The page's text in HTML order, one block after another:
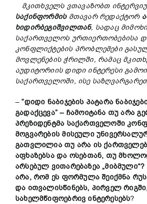
მკითხველს ვთავაზობთ
საქინფორმის მთავარ რედაქტორ
ხიდირბეგიშვილთან, სადაც
საქართველოს ურთიერთობებისა
კონფლიქტების პრობლემები
მოვლენებისჭრილში, რამაც
აუდიტორიის დიდი ინტერესი
საქართველოში, ისე
–”დიდი ნაბიჯების პატარა
გადაქცევა” – ჩამოიტანა თუ არა
პრეზიდენტმა საქართველოში
მოგვარებისმისეული
გათვლილიათუ არა ის
აფხაზებსადა ოსებთან, თუ
არსებულ ვითარებაზეა„მიბმული“?
არა,რომ ეს ფორმულაშეიქმნა
და ითვალისწინებს, პირველ
სახელმწიფოებრივინტერესებს?